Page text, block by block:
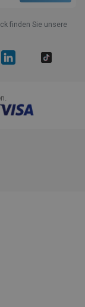
finden Sie unsere